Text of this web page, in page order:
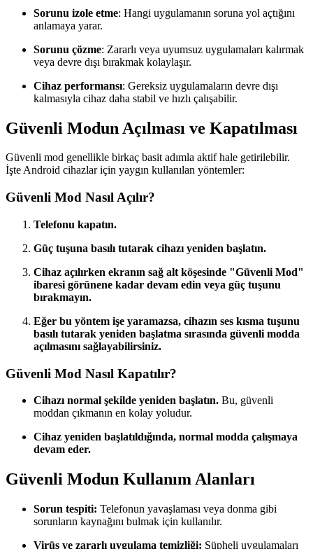
Sorunu izole etme: Hangi uygulamanın soruna yol açtığını
anlamaya yarar.
Sorunu çözme: Zararlı veya uyumsuz uygulamaları kalırmak
veya devre dışı bırakmak kolaylaşır.
Cihaz performansı: Gereksiz uygulamaların devre dışı
kalmasıyla cihaz daha stabil ve hızlı çalışabilir.
Güvenli Modun Açılması ve Kapatılması
Güvenli mod genellikle birkaç basit adımla aktif hale getirilebilir.
İşte Android cihazlar için yaygın kullanılan yöntemler:
Güvenli Mod Nasıl Açılır?
Telefonu kapatın.
Güç tuşuna basılı tutarak cihazı yeniden başlatın.
Cihaz açılırken ekranın sağ alt köşesinde "Güvenli Mod"
ibaresi görünene kadar devam edin veya güç tuşunu
bırakmayın.
Eğer bu yöntem işe yaramazsa, cihazın ses kısma tuşunu
basılı tutarak yeniden başlatma sırasında güvenli modda
açılmasını sağlayabilirsiniz.
Güvenli Mod Nasıl Kapatılır?
Cihazı normal şekilde yeniden başlatın. Bu, güvenli
moddan çıkmanın en kolay yoludur.
Cihaz yeniden başlatıldığında, normal modda çalışmaya
devam eder.
Güvenli Modun Kullanım Alanları
Sorun tespiti: Telefonun yavaşlaması veya donma gibi
sorunların kaynağını bulmak için kullanılır.
Virüs ve zararlı uygulama temizliği: Şüpheli uygulamaları